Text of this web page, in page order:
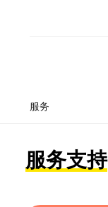
服务
服务支持